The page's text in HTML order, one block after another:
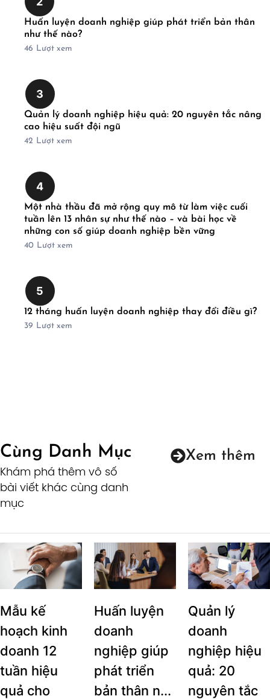
Huấn luyện doanh nghiệp giúp phát triển bản thân
như thế nào?
46 Lượt xem
3
Quản lý doanh nghiệp hiệu quả: 20 nguyên tắc nâng
cao hiệu suất đội ngũ
42 Lượt xem
4
Một nhà thầu đã mở rộng quy mô từ làm việc cuối
tuần lên 13 nhân sự như thế nào – và bài học về
những con số giúp doanh nghiệp bền vững
40 Lượt xem
5
12 tháng huấn luyện doanh nghiệp thay đổi điều gì?
39 Lượt xem
Cùng Danh Mục
Khám phá thêm vô số
bài viết khác cùng danh
mục
Xem thêm
Mẫu kế
hoạch kinh
doanh 12
tuần hiệu
quả cho
Huấn luyện
doanh
nghiệp giúp
phát triển
bản thân n...
Quản lý
doanh
nghiệp hiệu
quả: 20
nguyên tắc